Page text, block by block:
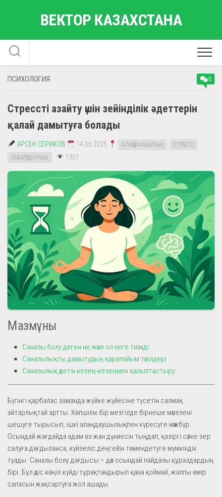
ВЕКТОР КАЗАХСТАНА
ПСИХОЛОГИЯ 0
Стрессті азайту үшін зейінділік әдеттерін
қалай дамытуға болады
АРСЕН СЕРИКОВ 14.06.2025 АЛАҢДАУШЫЛЫҚ
СТРЕСС
ХАБАРДАРЛЫҚ
1301
Мазмұны
Саналы болу деген не және ол неге тиімді
Саналылықты дамытудың қарапайым тәсілдері
Саналылық әдетін кезең-кезеңмен қалыптастыру
Бүгінгі қарбалас заманда жүйке жүйесіне түсетін салмақ
айтарлықтай артты. Көпшілік бір мезгілде бірнеше мәселені
шешуге тырысып, ішкі алаңдаушылықпен күресуге мәжбүр.
Осындай жағдайда адам өз жан дүниесін тыңдап, қазіргі сәтке зер
салуға дағдыланса, күйзеліс деңгейін төмендетуге мүмкіндік
туады. Саналы болу дағдысы – дәл осындай пайдалы құралдардың
бірі. Бұл әдіс көңіл күйді тұрақтандырып қана қоймай, жалпы өмір
сапасын жақсартуға жол ашады.